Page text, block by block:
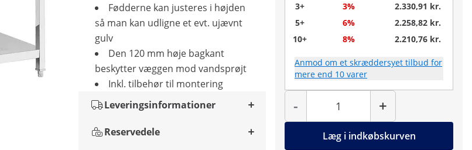
3+
3%
2.330,91 kr.
5+
6%
2.258,82 kr.
10+
8% 2.210,76 kr.
Anmod om et skræddersyet tilbud for
mere end 10 varer
-
Antal
+
Læg i indkøbskurven
Fødderne kan justeres i højden
så man kan udligne et evt. ujævnt
gulv
Den 120 mm høje bagkant
beskytter væggen mod vandsprøjt
Inkl. tilbehør til montering
Leveringsinformationer
Reservedele